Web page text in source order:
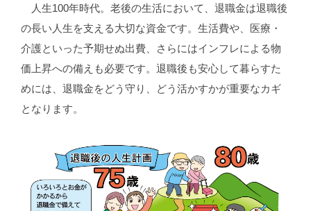
人生100年時代。老後の生活において、退職金は退職後
の長い人生を支える大切な資金です。生活費や、医療・
介護といった予期せぬ出費、さらにはインフレによる物
価上昇への備えも必要です。退職後も安心して暮らすた
めには、退職金をどう守り、どう活かすかが重要なカギ
となります。